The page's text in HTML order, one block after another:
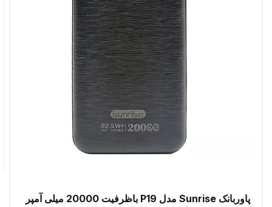
پاوربانک Sunrise مدل P19 باظرفیت 20000 میلی آمپر